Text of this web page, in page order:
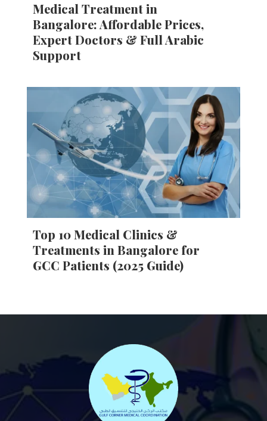
Medical Treatment in
Bangalore: Affordable Prices,
Expert Doctors & Full Arabic
Support
Top 10 Medical Clinics &
Treatments in Bangalore for
GCC Patients (2025 Guide)